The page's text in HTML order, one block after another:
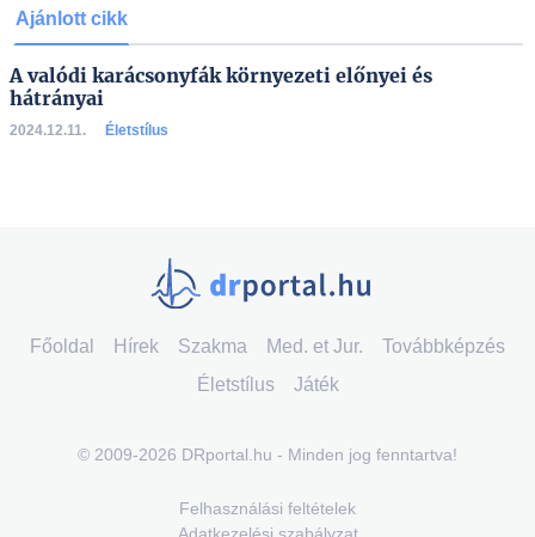
Ajánlott cikk
A valódi karácsonyfák környezeti előnyei és
hátrányai
2024.12.11. Életstílus
Főoldal Hírek Szakma Med. et Jur.
Továbbképzés
Életstílus
Játék
© 2009-2026 DRportal.hu - Minden jog fenntartva!
Felhasználási feltételek